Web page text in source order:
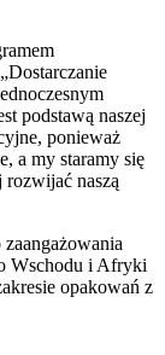
podstawą naszej
ponieważ
a my staramy się
naszą
zaangażowania
Wschodu i Afryki
opakowań z